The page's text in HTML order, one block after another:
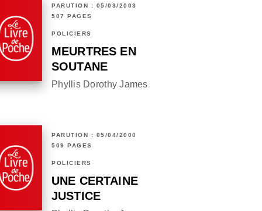
PARUTION : 05/03/2003
507 PAGES
POLICIERS
MEURTRES EN
SOUTANE
Phyllis Dorothy James
PARUTION : 05/04/2000
509 PAGES
POLICIERS
UNE CERTAINE
JUSTICE